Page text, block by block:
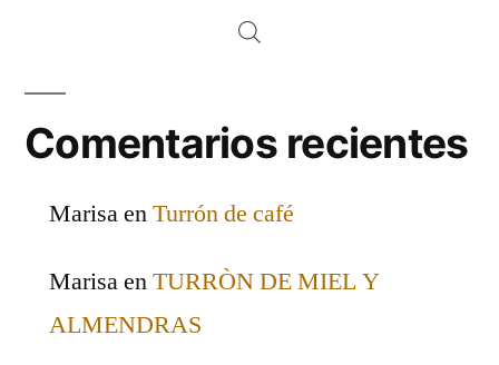
Comentarios recientes
MarisaenTurrón de café
MarisaenTURRÒN DE MIEL Y
ALMENDRAS